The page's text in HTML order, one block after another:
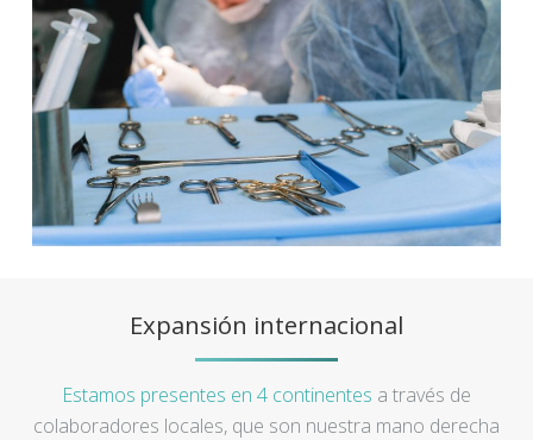
Expansión internacional
Estamos presentes en 4 continentes a través de
colaboradores locales, que son nuestra mano derecha